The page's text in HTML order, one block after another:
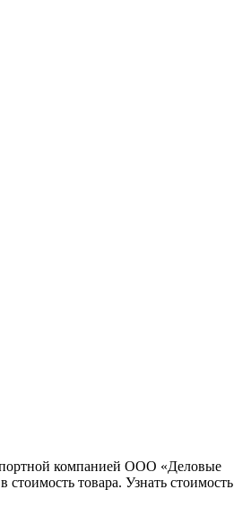
компанией ООО «Деловые
товара. Узнать стоимость